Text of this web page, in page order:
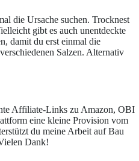
die Ursache suchen. Trocknest
gibt es auch unentdeckte
damit du erst einmal die
Salzen. Alternativ
Affiliate-Links zu Amazon, OBI
eine kleine Provision vom
du meine Arbeit auf Bau
Dank!